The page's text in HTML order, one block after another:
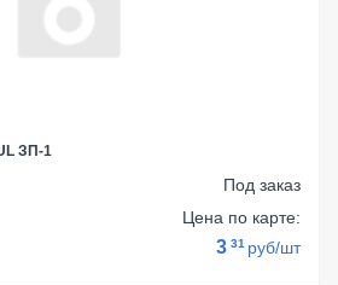
ЗП-1
Под заказ
Цена по карте:
3 31 руб/шт